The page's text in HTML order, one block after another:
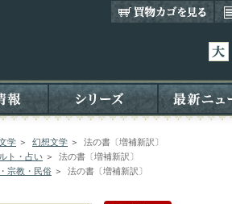
学 ＞ 幻想文学 ＞
法の書〔増補新訳〕
ト・占い ＞
法の書〔増補新訳〕
宗教・民俗 ＞ 法の書〔増補新訳〕